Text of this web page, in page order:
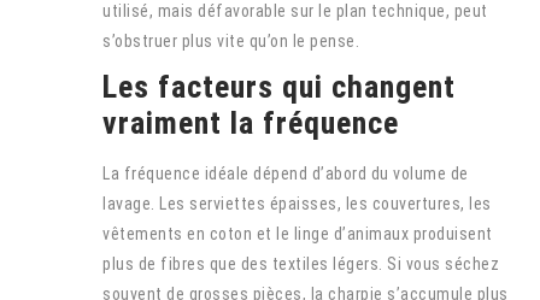
utilisé, mais défavorable sur le plan technique, peut
s’obstruer plus vite qu’on le pense.
Les facteurs qui changent
vraiment la fréquence
La fréquence idéale dépend d’abord du volume de
lavage. Les serviettes épaisses, les couvertures, les
vêtements en coton et le linge d’animaux produisent
plus de fibres que des textiles légers. Si vous séchez
souvent de grosses pièces, la charpie s’accumule plus